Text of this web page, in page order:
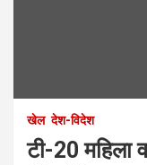
खेल देश-विदेश
टी-20 महिला